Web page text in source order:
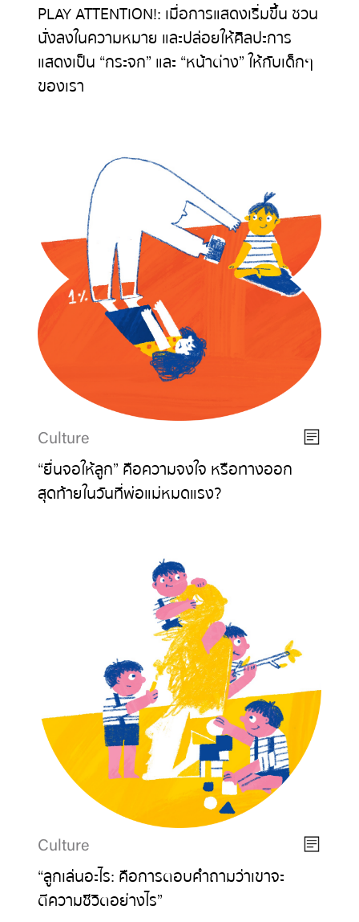
PLAY ATTENTION!: เมื่อการแสดงเริ่มขึ้น ชวน
นั่งลงในความหมาย และปล่อยให้ศิลปะการ
แสดงเป็น “กระจก” และ “หน้าต่าง” ให้กับเด็กๆ
ของเรา
Culture
“ยื่นจอให้ลูก” คือความจงใจ หรือทางออก
สุดท้ายในวันที่พ่อแม่หมดแรง?
Culture
“ลูกเล่นอะไร: คือการตอบคำถามว่าเขาจะ
ตีความชีวิตอย่างไร”